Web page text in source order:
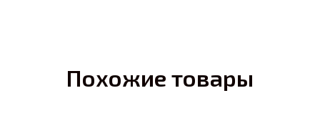
Похожие товары